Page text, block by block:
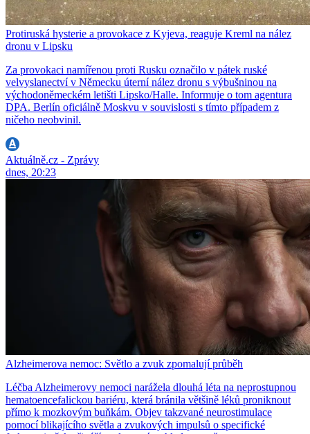
Protiruská hysterie a provokace z Kyjeva, reaguje Kreml na nález
dronu v Lipsku
Za provokaci namířenou proti Rusku označilo v pátek ruské
velvyslanectví v Německu úterní nález dronu s výbušninou na
východoněmeckém letišti Lipsko/Halle. Informuje o tom agentura
DPA. Berlín oficiálně Moskvu v souvislosti s tímto případem z
ničeho neobvinil.
Aktuálně.cz - Zprávy
dnes, 20:23
Alzheimerova nemoc: Světlo a zvuk zpomalují průběh
Léčba Alzheimerovy nemoci narážela dlouhá léta na neprostupnou
hematoencefalickou bariéru, která bránila většině léků proniknout
přímo k mozkovým buňkám. Objev takzvané neurostimulace
pomocí blikajícího světla a zvukových impulsů o specifické